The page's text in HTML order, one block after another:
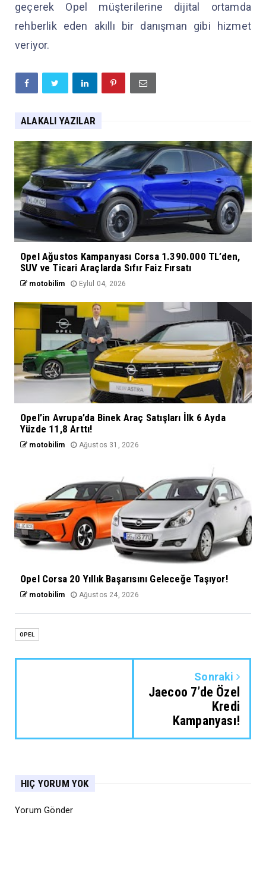
geçerek Opel müşterilerine dijital ortamda
rehberlik eden akıllı bir danışman gibi hizmet
veriyor.
ALAKALI YAZILAR
Opel Ağustos Kampanyası Corsa 1.390.000 TL’den,
SUV ve Ticari Araçlarda Sıfır Faiz Fırsatı
motobilim Eylül 04, 2026
Opel’in Avrupa’da Binek Araç Satışları İlk 6 Ayda
Yüzde 11,8 Arttı!
motobilim Ağustos 31, 2026
Opel Corsa 20 Yıllık Başarısını Geleceğe Taşıyor!
motobilim Ağustos 24, 2026
OPEL
Sonraki
Jaecoo 7’de Özel
Kredi
Kampanyası!
HIÇ YORUM YOK
Yorum Gönder